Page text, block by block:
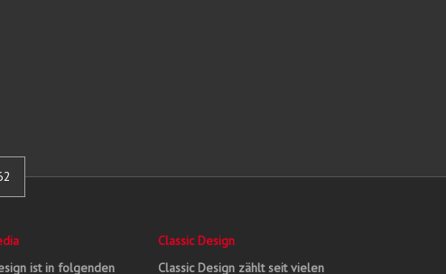
ist in folgenden
Classic Design
Classic Design zählt seit vielen